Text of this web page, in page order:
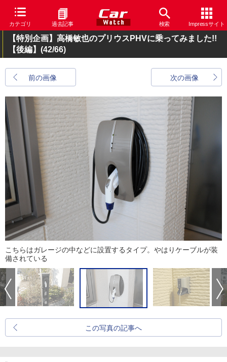
カテゴリ 過去記事 検索 Impressサイト
【特別企画】高橋敏也のプリウスPHVに乗ってみました!!
【後編】 (42/66)
前の画像 次の画像
こちらはガレージの中などに設置するタイプ。やはりケーブルが装
備されている
この写真の記事へ